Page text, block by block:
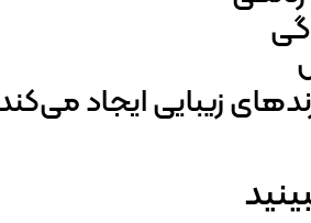
زیبایی ایجاد